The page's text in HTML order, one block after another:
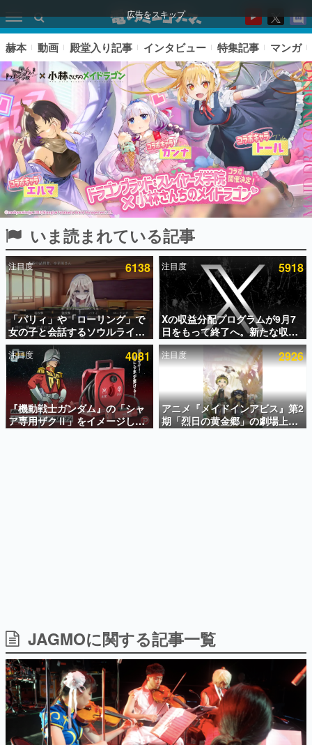
広告をスキップ
ピックアップ
電ファミのいま読まれている記事ランキング
アプリセール情報
インタビュー
連載・特集一覧
殿堂入り記事
SNS拡散数が数千以上！ ページビュー数万以上！ などな
ど。多くの人々に読まれた、電ファミ渾身の“殿堂入り”記
事をまとめました。
日本のコンテンツ産業やカルチャーに与えた影響を探る企
画です。
日本モバイルゲーム産業史
日本のモバイルゲーム史における主要なトピック・タイト
ルを網羅するほか、開発者へのインタビューや識者による
解説を掲載。約20年の歴史が一望できる決定版！
若ゲのいたり〜ゲームクリエイターの青春〜
『うつヌケ』『ペンと箸』等で知られるマンガ家・田中圭
赫本 動画 殿堂入り記事 インタビュー 特集記事 マンガ
いま読まれている記事
注目度 6138
「パリィ」や「ローリング」で
女の子と会話するソウルライク
恋愛ゲーム『小早川さんはソウ
ルライク』無料公開。返事に失
敗すると「YOU DIED」
注目度 5918
Xの収益分配プログラムが9月7
日をもって終了へ。新たな収益
化制度「Original Content
Rewards Program」を発表
注目度 4081
『機動戦士ガンダム』の「シャ
ア専用ザクⅡ」をイメージした
散水ホースリールが予約開始。
注目度 2926
アニメ『メイドインアビス』第2
期「烈日の黄金郷」の劇場上映
が決定！レグ役・伊瀬茉莉也さ
JAGMOに関する記事一覧